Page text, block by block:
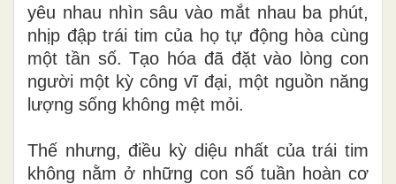
yêu nhau nhìn sâu vào mắt nhau ba phút,
nhịp đập trái tim của họ tự động hòa cùng
một tần số. Tạo hóa đã đặt vào lòng con
người một kỳ công vĩ đại, một nguồn năng
lượng sống không mệt mỏi.
Thế nhưng, điều kỳ diệu nhất của trái tim
không nằm ở những con số tuần hoàn cơ